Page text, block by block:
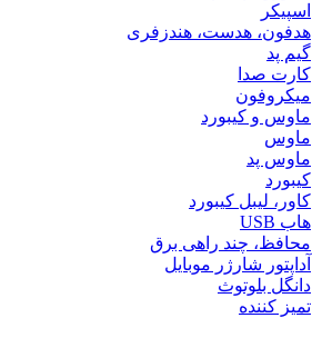
اسپیکر
هدفون، هدست، هندزفری
گیم پد
کارت صدا
میکروفون
ماوس و کیبورد
ماوس
ماوس پد
کیبورد
کاور، لیبل کیبورد
هاب USB
محافظ، چند راهی برق
آداپتور شارژر موبایل
دانگل بلوتوث
تمیز کننده